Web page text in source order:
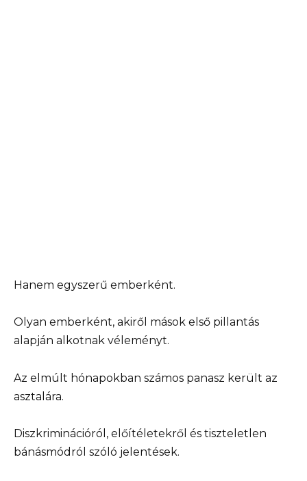
Hanem egyszerű emberként.
Olyan emberként, akiről mások első pillantás
alapján alkotnak véleményt.
Az elmúlt hónapokban számos panasz került az
asztalára.
Diszkriminációról, előítéletekről és tiszteletlen
bánásmódról szóló jelentések.